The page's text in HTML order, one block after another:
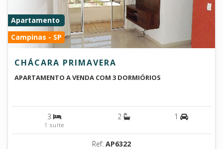
Apartamento
Campinas - SP
CHÁCARA PRIMAVERA
APARTAMENTO A VENDA COM 3 DORMIÓRIOS
3
1 suíte
2 1
Ref: AP6322